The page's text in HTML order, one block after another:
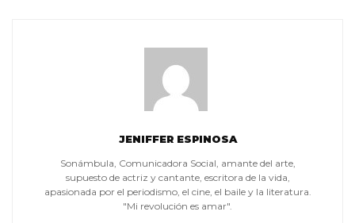
JENIFFER ESPINOSA
Sonámbula, Comunicadora Social, amante del arte,
supuesto de actriz y cantante, escritora de la vida,
apasionada por el periodismo, el cine, el baile y la literatura.
"Mi revolución es amar".